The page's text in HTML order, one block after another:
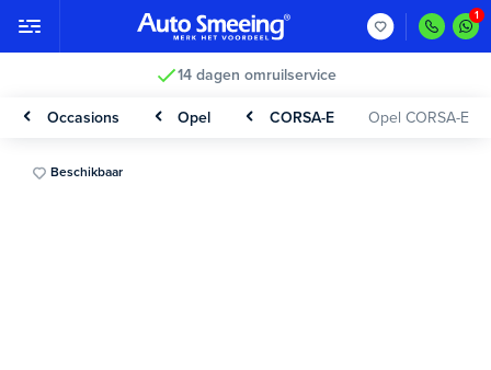
14 dagen omruilservice
Occasions Opel CORSA-E Opel CORSA-E
Beschikbaar